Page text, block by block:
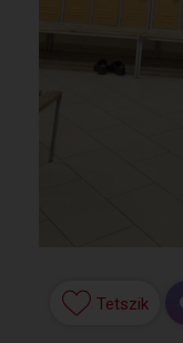
Tetszik